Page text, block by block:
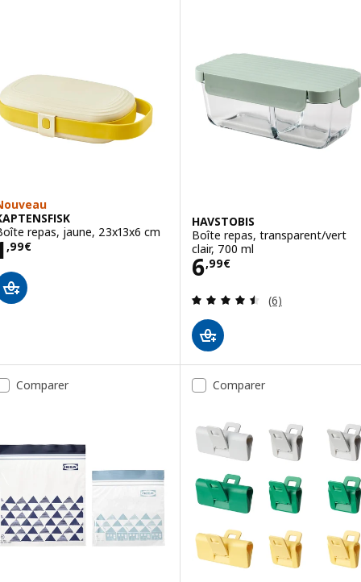
repas, jaune, 23x13x6 cm
,99€ 1,99€
HAVSTOBIS
Boîte repas, transparent/vert
clair, 700 ml
6,99€
Prix 6,99€
Révision: 4.5
(6)
Comparer Comparer